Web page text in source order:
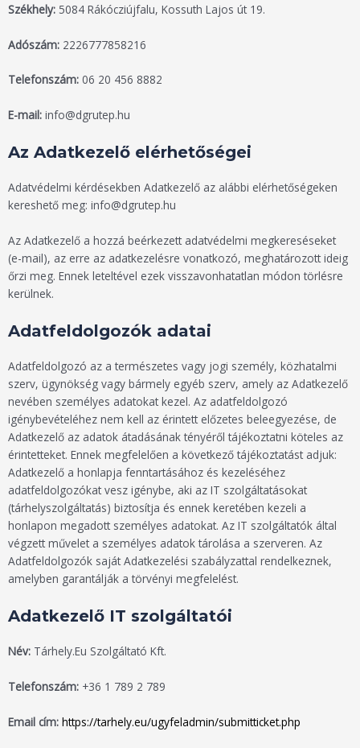
Székhely: 5084 Rákócziújfalu, Kossuth Lajos út 19.
Adószám: 2226777858216
Telefonszám: 06 20 456 8882
E-mail: info@dgrutep.hu
Az Adatkezelő elérhetőségei
Adatvédelmi kérdésekben Adatkezelő az alábbi elérhetőségeken
kereshető meg: info@dgrutep.hu
Az Adatkezelő a hozzá beérkezett adatvédelmi megkereséseket
(e-mail), az erre az adatkezelésre vonatkozó, meghatározott ideig
őrzi meg. Ennek leteltével ezek visszavonhatatlan módon törlésre
kerülnek.
Adatfeldolgozók adatai
Adatfeldolgozó az a természetes vagy jogi személy, közhatalmi
szerv, ügynökség vagy bármely egyéb szerv, amely az Adatkezelő
nevében személyes adatokat kezel. Az adatfeldolgozó
igénybevételéhez nem kell az érintett előzetes beleegyezése, de
Adatkezelő az adatok átadásának tényéről tájékoztatni köteles az
érintetteket. Ennek megfelelően a következő tájékoztatást adjuk:
Adatkezelő a honlapja fenntartásához és kezeléséhez
adatfeldolgozókat vesz igénybe, aki az IT szolgáltatásokat
(tárhelyszolgáltatás) biztosítja és ennek keretében kezeli a
honlapon megadott személyes adatokat. Az IT szolgáltatók által
végzett művelet a személyes adatok tárolása a szerveren. Az
Adatfeldolgozók saját Adatkezelési szabályzattal rendelkeznek,
amelyben garantálják a törvényi megfelelést.
Adatkezelő IT szolgáltatói
Név: Tárhely.Eu Szolgáltató Kft.
Telefonszám: +36 1 789 2 789
Email cím: https://tarhely.eu/ugyfeladmin/submitticket.php